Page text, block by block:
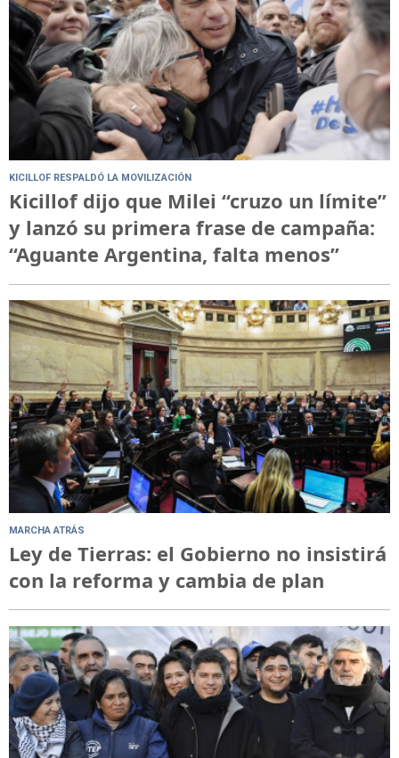
KICILLOF RESPALDÓ LA MOVILIZACIÓN
Kicillof dijo que Milei “cruzo un límite”
y lanzó su primera frase de campaña:
“Aguante Argentina, falta menos”
MARCHA ATRÁS
Ley de Tierras: el Gobierno no insistirá
con la reforma y cambia de plan